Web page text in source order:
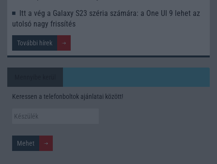
Itt a vég a Galaxy S23 széria számára: a One UI 9 lehet az
utolsó nagy frissítés
További hírek
Keressen a telefonboltok ajánlatai között!